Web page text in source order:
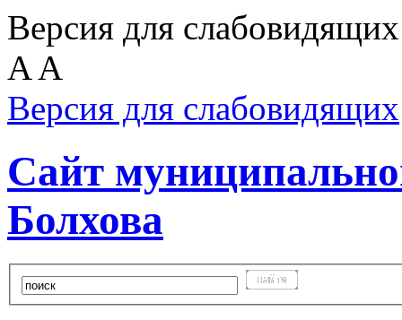
Версия для
A A
Версия для слабовидящих
Сайт
Болхова